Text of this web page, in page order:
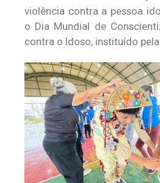
violência contra a pessoa
o Dia Mundial de
contra o Idoso, instituído pela